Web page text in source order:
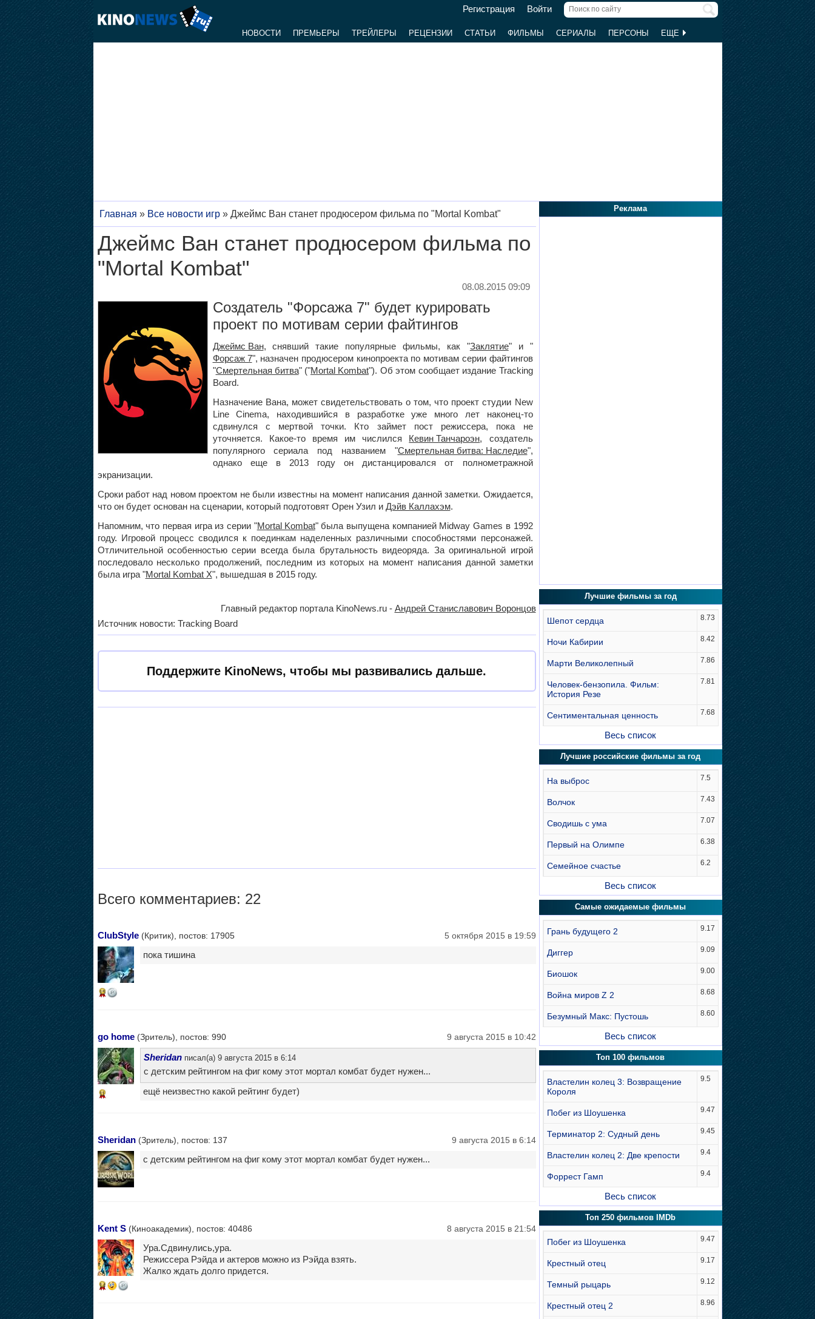
Регистрация Войти
НОВОСТИ ПРЕМЬЕРЫ ТРЕЙЛЕРЫ РЕЦЕНЗИИ СТАТЬИ ФИЛЬМЫ СЕРИАЛЫ ПЕРСОНЫ ЕЩЕ
Главная » Все новости игр» Джеймс Ван станет продюсером фильма по "Mortal Kombat"
Джеймс Ван станет продюсером фильма по
"Mortal Kombat"
08.08.2015 09:09
Создатель "Форсажа 7" будет курировать
проект по мотивам серии файтингов
Джеймс Ван, снявший такие популярные фильмы, как "Заклятие" и "
Форсаж 7", назначен продюсером кинопроекта по мотивам серии файтингов
"Смертельная битва" ("Mortal Kombat"). Об этом сообщает издание Tracking
Board.
Назначение Вана, может свидетельствовать о том, что проект студии New
Line Cinema, находившийся в разработке уже много лет наконец-то
сдвинулся с мертвой точки. Кто займет пост режиссера, пока не
уточняется. Какое-то время им числился Кевин Танчароэн, создатель
популярного сериала под названием "Смертельная битва: Наследие",
однако еще в 2013 году он дистанцировался от полнометражной
экранизации.
Сроки работ над новом проектом не были известны на момент написания данной заметки. Ожидается,
что он будет основан на сценарии, который подготовят Орен Узил и Дэйв Каллахэм.
Напомним, что первая игра из серии "Mortal Kombat" была выпущена компанией Midway Games в 1992
году. Игровой процесс сводился к поединкам наделенных различными способностями персонажей.
Отличительной особенностью серии всегда была брутальность видеоряда. За оригинальной игрой
последовало несколько продолжений, последним из которых на момент написания данной заметки
была игра "Mortal Kombat X", вышедшая в 2015 году.
Главный редактор портала KinoNews.ru - Андрей Станиславович Воронцов
Источник новости: Tracking Board
Поддержите KinoNews, чтобы мы развивались дальше.
Всего комментариев: 22
ClubStyle(Критик), постов: 17905 5 октября 2015 в 19:59
15
пока тишина
go home(Зритель), постов: 990 9 августа 2015 в 10:42
11
Sheridanписал(а) 9 августа 2015 в 6:14
с детским рейтингом на фиг кому этот мортал комбат будет нужен...
ещё неизвестно какой рейтинг будет)
Sheridan(Зритель), постов: 137
9 августа 2015 в 6:14
с детским рейтингом на фиг кому этот мортал комбат будет нужен...
Kent S(Киноакадемик), постов: 40486 8 августа 2015 в 21:54
14
Ура.Сдвинулись,ура.
Режиссера Рэйда и актеров можно из Рэйда взять.
Жалко ждать долго придется.
Реклама
Лучшие фильмы за год
Шепот сердца 8.73
Ночи Кабирии 8.42
Марти Великолепный 7.86
Человек-бензопила. Фильм:
История Резе
7.81
Сентиментальная ценность 7.68
Весь список
Лучшие российские фильмы за год
На выброс 7.5
Волчок 7.43
Сводишь с ума 7.07
Первый на Олимпе 6.38
Семейное счастье 6.2
Весь список
Самые ожидаемые фильмы
Грань будущего 2 9.17
Диггер 9.09
Биошок 9.00
Война миров Z 2 8.68
Безумный Макс: Пустошь 8.60
Весь список
Топ 100 фильмов
Властелин колец 3: Возвращение
Короля
9.5
Побег из Шоушенка 9.47
Терминатор 2: Судный день 9.45
Властелин колец 2: Две крепости 9.4
Форрест Гамп 9.4
Весь список
Топ 250 фильмов IMDb
Побег из Шоушенка 9.47
Крестный отец 9.17
Темный рыцарь 9.12
Крестный отец 2 8.96